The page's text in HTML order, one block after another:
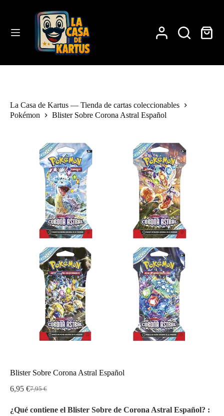
Carro
La Casa de Kartus — Tienda de cartas coleccionables
Pokémon
Blister Sobre Corona Astral Español
Blister Sobre Corona Astral Español
7,95€
El
original
6,95 €El
actual
¿Qué contiene el Blister Sobre de Corona Astral Español? :